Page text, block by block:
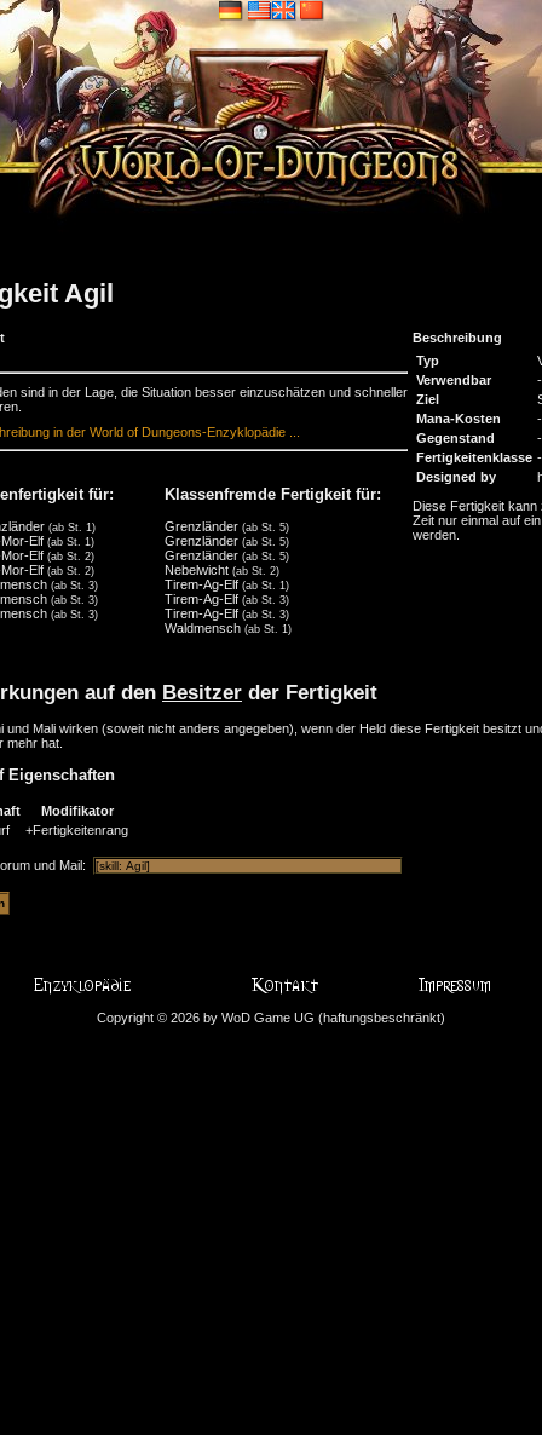
Agil
Beschreibung
sind in der Lage, die Situation besser einzuschätzen und schneller
in der World of Dungeons-Enzyklopädie ...
für:
(ab St. 1)
Elf (ab St. 1)
Elf (ab St. 2)
Elf (ab St. 2)
(ab St. 3)
(ab St. 3)
(ab St. 3)
Klassenfremde Fertigkeit für:
Grenzländer (ab St. 5)
Grenzländer (ab St. 5)
Grenzländer (ab St. 5)
Nebelwicht (ab St. 2)
Tirem-Ag-Elf (ab St. 1)
Tirem-Ag-Elf (ab St. 3)
Tirem-Ag-Elf (ab St. 3)
Waldmensch (ab St. 1)
Typ
Verwendbar
Ziel
Mana-Kosten
-
Gegenstand
-
Fertigkeitenklasse -
Designed by
Diese Fertigkeit kann
Zeit nur einmal auf
werden.
auf den Besitzer der Fertigkeit
und Mali wirken (soweit nicht anders angegeben), wenn der Held diese Fertigkeit besitzt
mehr hat.
Eigenschaften
Modifikator
+Fertigkeitenrang
und Mail:
Copyright © 2026 by WoD Game UG (haftungsbeschränkt)